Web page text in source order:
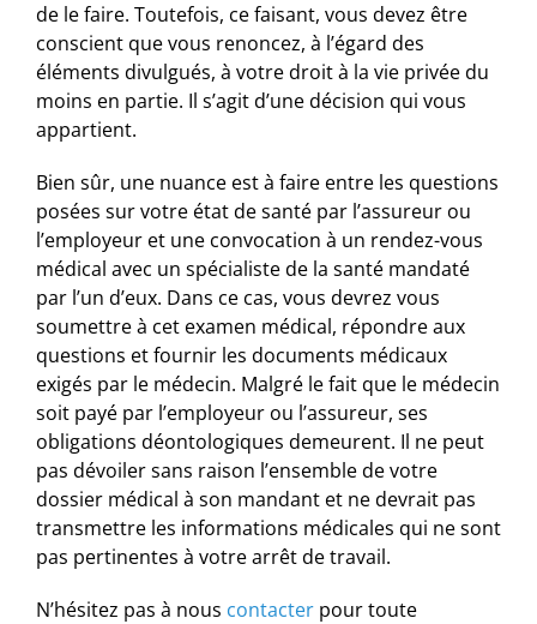
de le faire. Toutefois, ce faisant, vous devez être
conscient que vous renoncez, à l’égard des
éléments divulgués, à votre droit à la vie privée du
moins en partie. Il s’agit d’une décision qui vous
appartient.
Bien sûr, une nuance est à faire entre les questions
posées sur votre état de santé par l’assureur ou
l’employeur et une convocation à un rendez-vous
médical avec un spécialiste de la santé mandaté
par l’un d’eux. Dans ce cas, vous devrez vous
soumettre à cet examen médical, répondre aux
questions et fournir les documents médicaux
exigés par le médecin. Malgré le fait que le médecin
soit payé par l’employeur ou l’assureur, ses
obligations déontologiques demeurent. Il ne peut
pas dévoiler sans raison l’ensemble de votre
dossier médical à son mandant et ne devrait pas
transmettre les informations médicales qui ne sont
pas pertinentes à votre arrêt de travail.
N’hésitez pas à nous contacter pour toute